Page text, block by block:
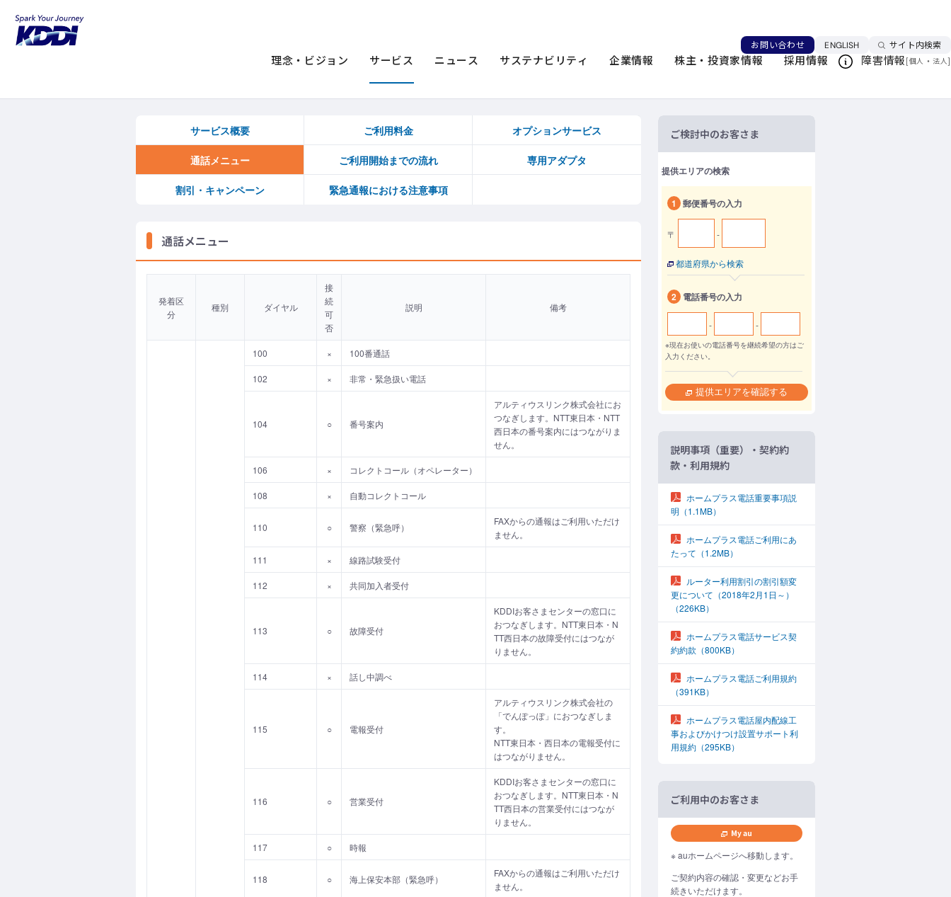
お問い合わせ ENGLISH言語を切り替える
サイト内検索
理念・ビジョン サービス ニュース サステナビリティ 企業情報 株主・投資家情報 採用情報 障害情報[個人 ・ 法人]
サービス概要 ご利用料金 オプションサービス
通話メニュー ご利用開始までの流れ 専用アダプタ
割引・キャンペーン 緊急通報における注意事項
通話メニュー
発着区
分
種別 ダイヤル
接
続
可
否
説明 備考
100 × 100番通話
102 × 非常・緊急扱い電話
104 ○ 番号案内
アルティウスリンク株式会社にお
つなぎします。NTT東日本・NTT
西日本の番号案内にはつながりま
せん。
106 × コレクトコール（オペレーター）
108 × 自動コレクトコール
110 ○ 警察（緊急呼）
FAXからの通報はご利用いただけ
ません。
111 × 線路試験受付
112 × 共同加入者受付
113 ○ 故障受付
KDDIお客さまセンターの窓口に
おつなぎします。NTT東日本・N
TT西日本の故障受付にはつなが
りません。
114 × 話し中調べ
115 ○ 電報受付
アルティウスリンク株式会社の
「でんぽっぽ」におつなぎしま
す。
NTT東日本・西日本の電報受付に
はつながりません。
116 ○ 営業受付
KDDIお客さまセンターの窓口に
おつなぎします。NTT東日本・N
TT西日本の営業受付にはつなが
りません。
117 ○ 時報
118 ○ 海上保安本部（緊急呼）
FAXからの通報はご利用いただけ
ません。
このページを印刷する
ご検討中のお客さま
提供エリアの検索
1 郵便番号の入力
〒 -
都道府県から検索
2 電話番号の入力
- -
※現在お使いの電話番号を継続希望の方はご
入力ください。
説明事項（重要）・契約約
款・利用規約
ホームプラス電話重要事項説
明 （1.1MB）
ホームプラス電話ご利用にあ
たって （1.2MB）
ルーター利用割引の割引額変
更について（2018年2月1日～）
（226KB）
ホームプラス電話サービス契
約約款 （800KB）
ホームプラス電話ご利用規約
（391KB）
ホームプラス電話屋内配線工
事およびかけつけ設置サポート利
用規約 （295KB）
ご利用中のお客さま
My au
※ auホームページへ移動します。
ご契約内容の確認・変更などお手
続きいただけます。